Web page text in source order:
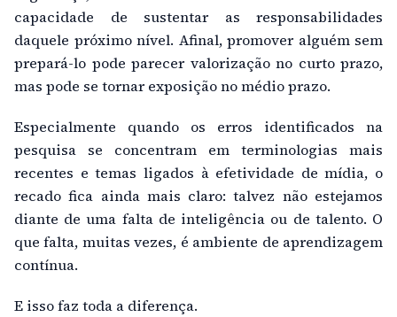
capacidade de sustentar as responsabilidades
daquele próximo nível. Afinal, promover alguém sem
prepará-lo pode parecer valorização no curto prazo,
mas pode se tornar exposição no médio prazo.
Especialmente quando os erros identificados na
pesquisa se concentram em terminologias mais
recentes e temas ligados à efetividade de mídia, o
recado fica ainda mais claro: talvez não estejamos
diante de uma falta de inteligência ou de talento. O
que falta, muitas vezes, é ambiente de aprendizagem
contínua.
E isso faz toda a diferença.